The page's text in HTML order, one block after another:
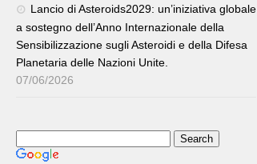
Lancio di Asteroids2029: un’iniziativa globale
a sostegno dell’Anno Internazionale della
Sensibilizzazione sugli Asteroidi e della Difesa
Planetaria delle Nazioni Unite.
07/06/2026